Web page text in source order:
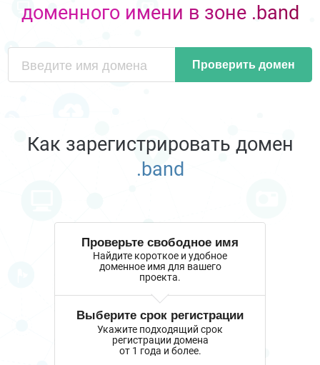
доменного имени в зоне .band
Проверить домен
Как зарегистрировать домен
.band
Проверьте свободное имя
Найдите короткое и удобное
доменное имя для вашего
проекта.
Выберите срок регистрации
Укажите подходящий срок
регистрации домена
от 1 года и более.